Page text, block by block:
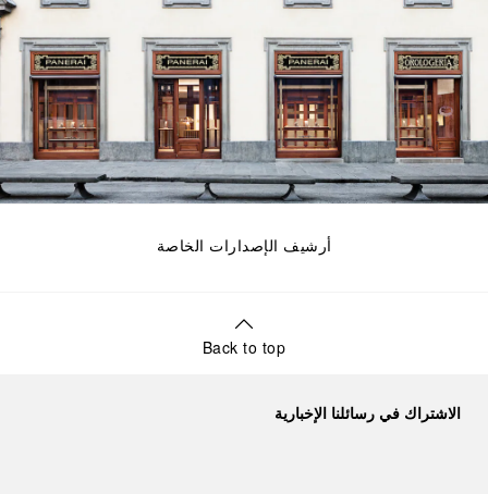
أرشيف الإصدارات الخاصة
Back to top
الاشتراك في رسائلنا الإخبارية